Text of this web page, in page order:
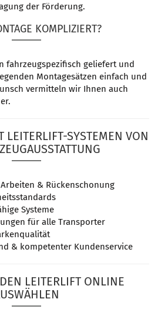
der Förderung.
KOMPLIZIERT?
fahrzeugspezifisch geliefert und
Montagesätzen einfach und
vermitteln wir Ihnen auch
LEITERLIFT-SYSTEMEN VON
& Rückenschonung
Systeme
für alle Transporter
& kompetenter Kundenservice
LEITERLIFT ONLINE